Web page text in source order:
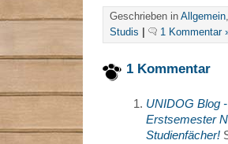
Geschrieben in Allgemein,
Studis
1 Kommentar
1 Kommentar
UNIDOG Blog
Erstsemester
Studienfächer!